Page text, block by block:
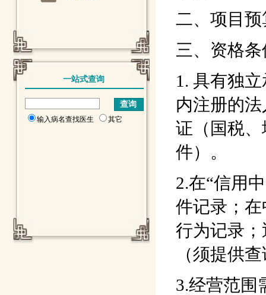
一站式查询
输入病名查找医生 其它
二、项目
三、资格
1. 具有独
内注册的
证（国税
件）。
2.在“信用
件记录；
行为记录
（须提供
3.经营范围